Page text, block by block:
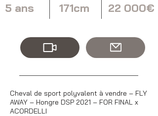
5 ans 171cm 22 000€
Cheval de sport polyvalent à vendre – FLY
AWAY – Hongre DSP 2021 – FOR FINAL x
ACORDELLI